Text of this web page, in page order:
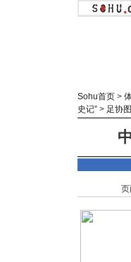
Sohu首页 >
史记” > 足协
页